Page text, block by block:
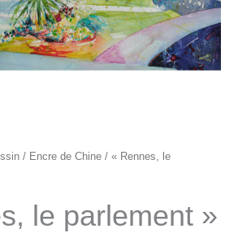
/ Encre de Chine / « Rennes, le
le parlement »